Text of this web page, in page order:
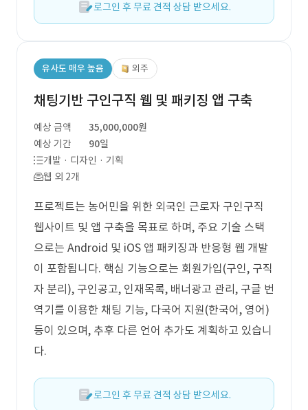
로그인 후 무료 견적 상담 받으세요.
유사도 매우 높음 외주
채팅기반 구인구직 웹 및 패키징 앱 구축
예상 금액
35,000,000원
예상 기간
90일
개발 · 디자인 · 기획
웹 외 2개
프로젝트는 농어민을 위한 외국인 근로자 구인구직
웹사이트 및 앱 구축을 목표로 하며, 주요 기술 스택
으로는 Android 및 iOS 앱 패키징과 반응형 웹 개발
이 포함됩니다. 핵심 기능으로는 회원가입(구인, 구직
자 분리), 구인공고, 인재목록, 배너광고 관리, 구글 번
역기를 이용한 채팅 기능, 다국어 지원(한국어, 영어)
등이 있으며, 추후 다른 언어 추가도 계획하고 있습니
다.
로그인 후 무료 견적 상담 받으세요.